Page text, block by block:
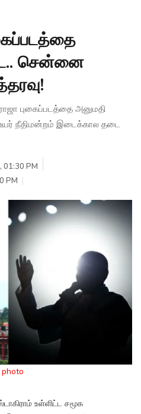
சென்னை
புகைப்படத்தை அனுமதி
நீதிமன்றம் இடைக்கால தடை
01:30 PM
PM
உள்ளிட்ட சமூக